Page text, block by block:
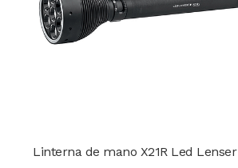
Linterna de mano X21R Led Lenser